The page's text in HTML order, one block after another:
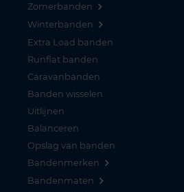
Zomerbanden
Winterbanden
Extra Load banden
Runflat banden
Caravanbanden
Banden wisselen
Uitlijnen
Balanceren
Opslag van banden
Bandenmerken
Bandenmaten